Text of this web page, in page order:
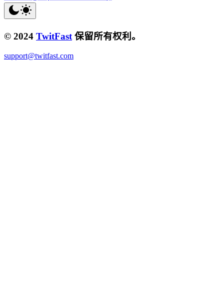
© 2024 TwitFast 保留所有权利。
support@twitfast.com